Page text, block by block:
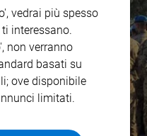
vedrai più spesso
interessano.
non verranno
basati su
ove disponibile
limitati.